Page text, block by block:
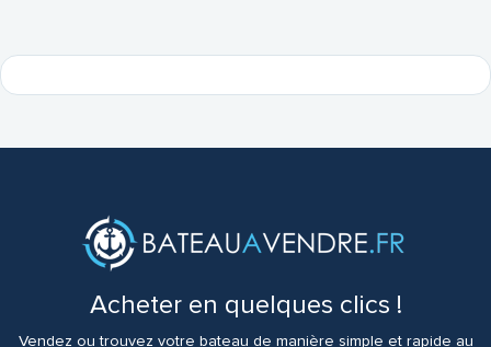
Acheter en quelques clics !
Vendez ou trouvez votre bateau de manière simple et rapide au